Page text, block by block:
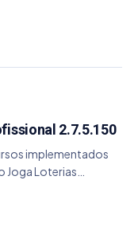
2.7.5.150
implementados
Joga Loterias
a nova loteria Dia
os templates de
os novos